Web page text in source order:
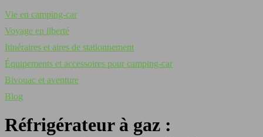
Vie en camping-car
Voyage en liberté
Itinéraires et aires de stationnement
Équipements et accessoires pour camping-car
Bivouac et aventure
Blog
Réfrigérateur à gaz :